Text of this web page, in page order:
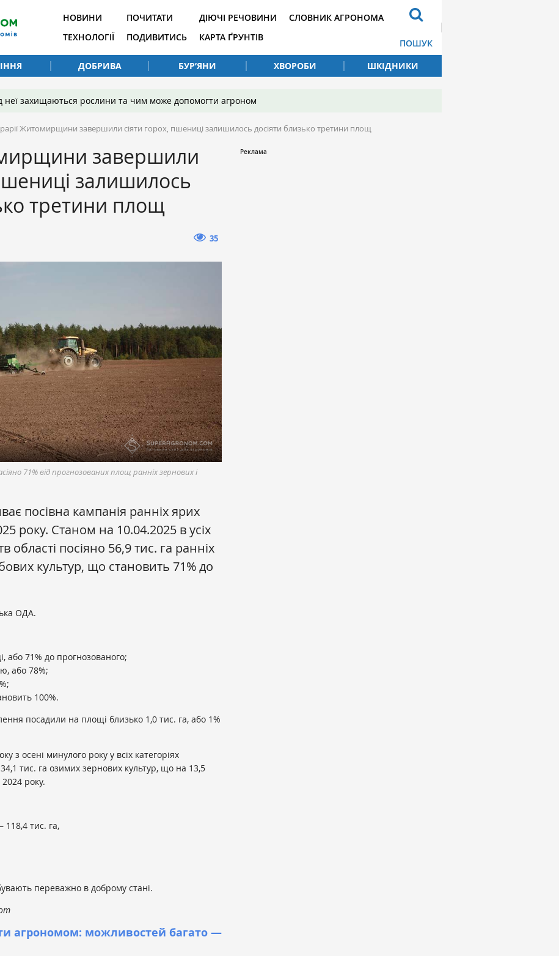
НОВИНИ
ТЕХНОЛОГІЇ
ПОЧИТАТИ
ПОДИВИТИСЬ
ДІЮЧІ РЕЧОВИНИ
КАРТА ҐРУНТІВ
СЛОВНИК АГРОНОМА
ПОШУК
ДОБРИВА БУР’ЯНИ ХВОРОБИ ШКІДНИКИ
неї захищаються рослини та чим може допомогти агроном
Житомирщини завершили сіяти горох, пшениці залишилось досіяти близько третини площ
завершили
залишилось
третини площ
35
71% від прогнозованих площ ранніх зернових і
посівна кампанія ранніх ярих
року. Станом на 10.04.2025 в усіх
області посіяно 56,9 тис. га ранніх
культур, що становить 71% до
ОДА.
або 71% до прогнозованого;
або 78%;
100%.
посадили на площі близько 1,0 тис. га, або 1%
з осені минулого року у всіх категоріях
тис. га озимих зернових культур, що на 13,5
року.
тис. га,
переважно в доброму стані.
агрономом: можливостей багато —